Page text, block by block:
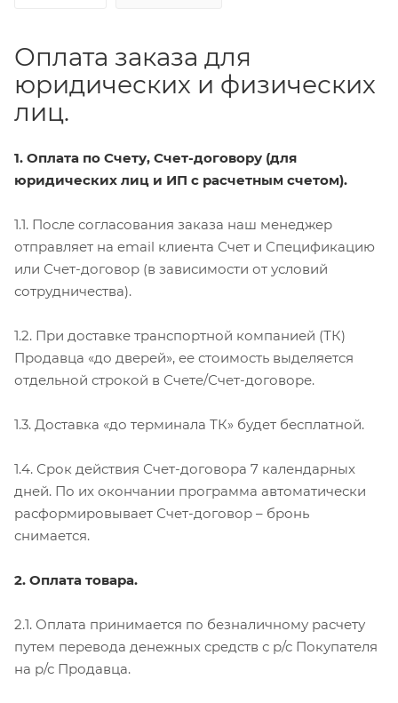
Оплата заказа для
юридических и физических
лиц.
1. Оплата по Счету, Счет-договору (для
юридических лиц и ИП с расчетным счетом).
1.1. После согласования заказа наш менеджер
отправляет на email клиента Счет и Спецификацию
или Счет-договор (в зависимости от условий
сотрудничества).
1.2. При доставке транспортной компанией (ТК)
Продавца «до дверей», ее стоимость выделяется
отдельной строкой в Счете/Счет-договоре.
1.3. Доставка «до терминала ТК» будет бесплатной.
1.4. Срок действия Счет-договора 7 календарных
дней. По их окончании программа автоматически
расформировывает Счет-договор – бронь
снимается.
2. Оплата товара.
2.1. Оплата принимается по безналичному расчету
путем перевода денежных средств с р/с Покупателя
на р/с Продавца.